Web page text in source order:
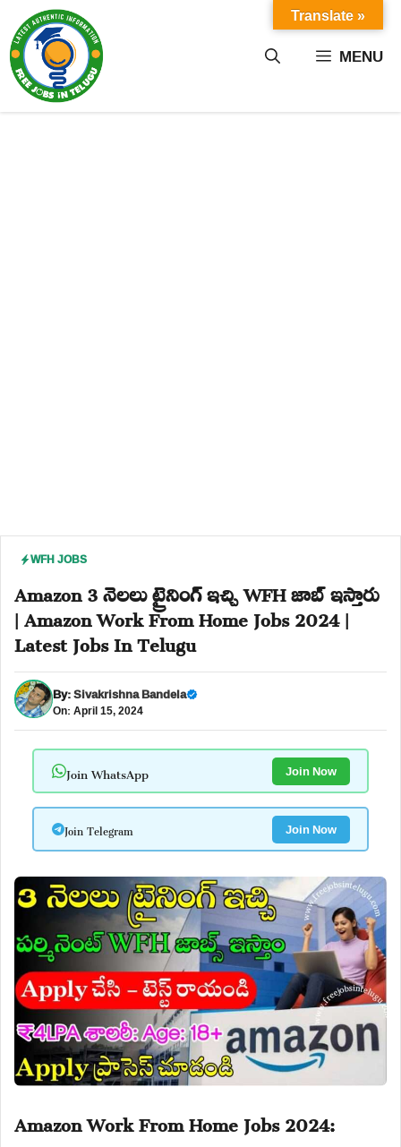
content MENU
WFH JOBS
Amazon 3 నెలలు ట్రైనింగ్ ఇచ్చి WFH జాబ్ ఇస్తారు
| Amazon Work From Home Jobs 2024 |
Latest Jobs In Telugu
By:Sivakrishna Bandela
On: April 15, 2024
Join WhatsApp Join Now
Join Telegram Join Now
Amazon Work From Home Jobs 2024:
Translate »